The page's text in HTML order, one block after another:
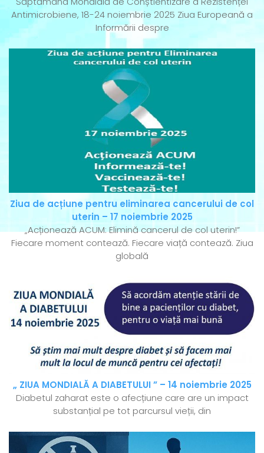
Antimicrobiene, 18-24 noiembrie 2025 Ziua Europeană a
Informării despre
Ziua de acțiune pentru eliminarea cancerului de col
uterin – 17 noiembrie 2025
„Acționează ACUM: Elimină cancerul de col uterin!”
Fiecare moment contează. Fiecare viață contează. Ziua
globală
„ ZIUA MONDIALĂ A DIABETULUI ” – 14 noiembrie 2025
Diabetul zaharat este o afecțiune care are un impact
substanțial pe tot parcursul vieții, din